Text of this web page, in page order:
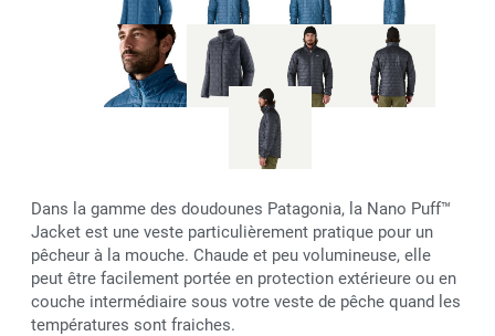
Dans la gamme des doudounes Patagonia, la Nano Puff™
Jacket est une veste particulièrement pratique pour un
pêcheur à la mouche. Chaude et peu volumineuse, elle
peut être facilement portée en protection extérieure ou en
couche intermédiaire sous votre veste de pêche quand les
températures sont fraiches.